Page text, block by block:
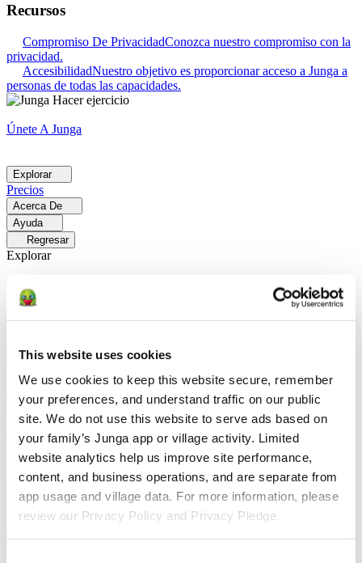
This website uses cookies
We use cookies to keep this website secure, remember
your preferences, and understand traffic on our public
site. We do not use this website to serve ads based on
your family’s Junga app or village activity. Limited
website analytics help us improve site performance,
content, and business operations, and are separate from
app usage and village data. For more information, please
review our Privacy Policy and Privacy Pledge.
Recursos
Compromiso De PrivacidadConozca nuestro compromiso con la
privacidad.
AccesibilidadNuestro objetivo es proporcionar acceso a Junga a
personas de todas las capacidades.
Únete A Junga
Explorar
Precios
Acerca De
Ayuda
Regresar
Explorar
Soluciones
Para Los PapásDescubre cómo los papás facilitan las rutinas
EducadoresDescubra cómo los educadores mejoran el aprendizaje
socioemocional (SEL) gracias a Junga.
cómo Junga ayuda a los terapeutas a fomentar entornos positivos en
Para Grupos Sociales
fomentan la participación comunitaria con Junga.
Comparar
Junga contra Greenlight
Greenlight combina una tarjeta de débito
supervisada con herramientas educativas para enseñar a los niños a
administrar su presupuesto, ahorrar e invertir.
Junga contra Acorns
EarlyAcorns Early ayuda a los padres a enseñar a sus hijos sobre
domésticas y carteras de inversión.
Junga contra